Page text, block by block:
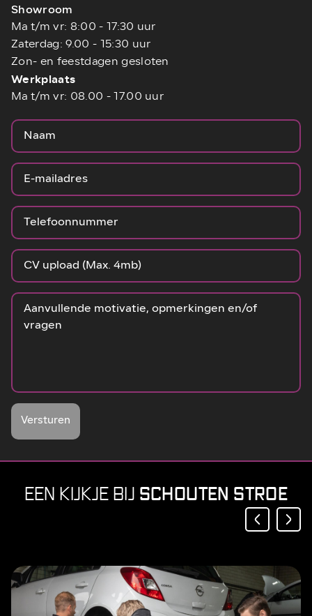
Showroom
Ma t/m vr: 8:00 - 17:30 uur
Zaterdag: 9.00 - 15:30 uur
Zon- en feestdagen gesloten
Werkplaats
Ma t/m vr: 08.00 - 17.00 uur
CV upload (Max. 4mb)
Versturen
EEN KIJKJE BIJ SCHOUTEN STROE